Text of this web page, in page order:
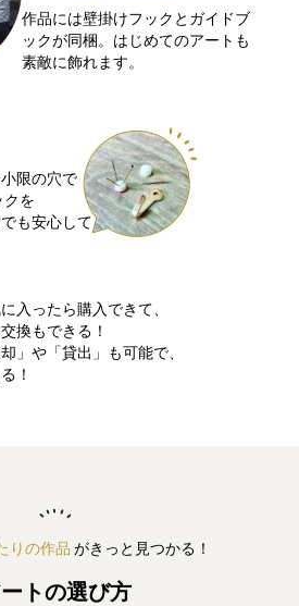
作品には壁掛けフックとガイドブ
ックが同梱。はじめてのアートも
素敵に飾れます。
限の穴で
クを
も安心して
」や「貸出」も可能で、
！
入ったら購入できて、
換もできる！
りの作品 がきっと見つかる！
トの選び方